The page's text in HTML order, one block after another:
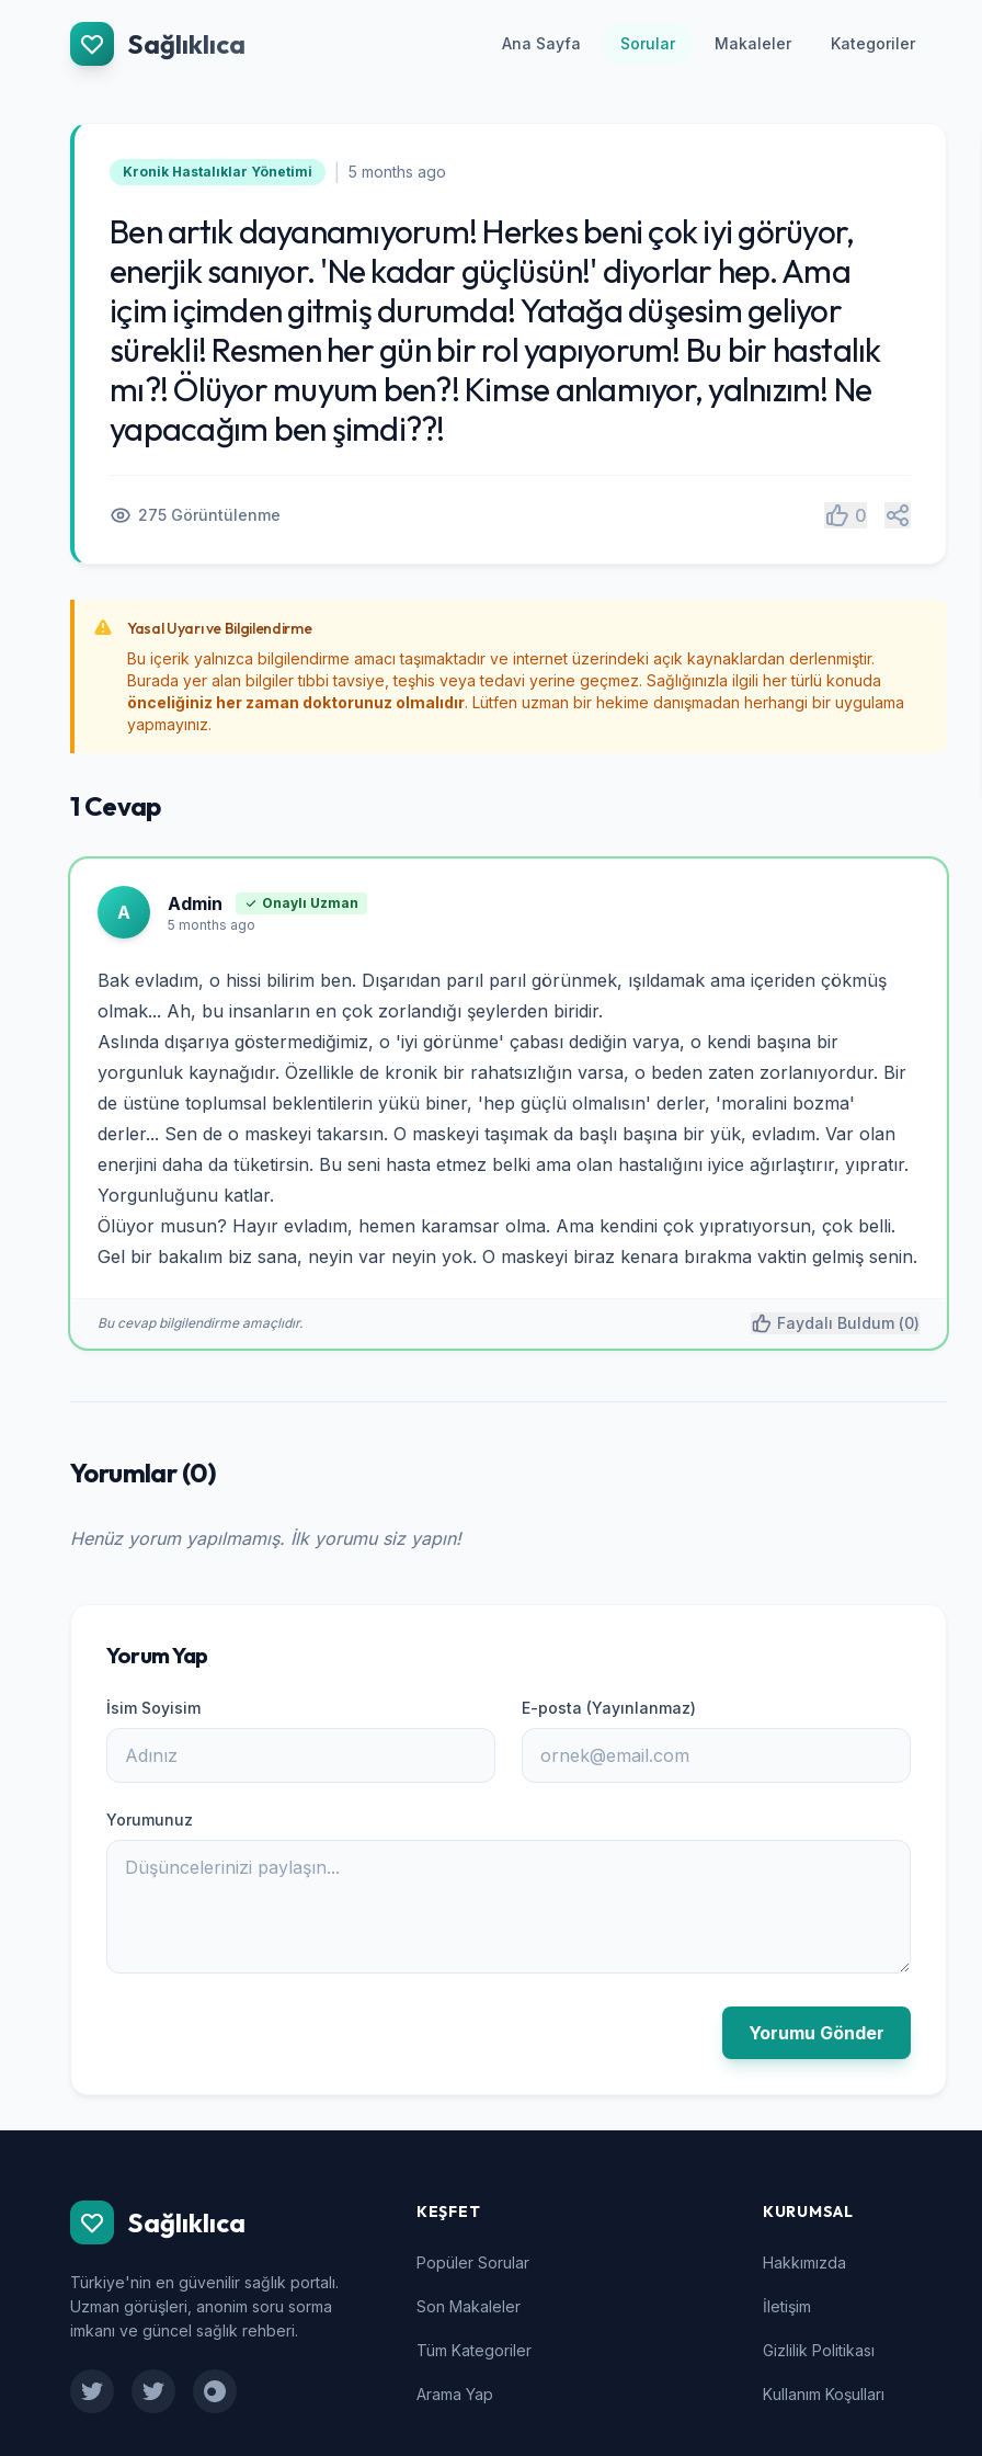
İçeriğe Git
Sağlıklıca Ana Sayfa Sorular Makaleler Kategoriler
Kronik Hastalıklar Yönetimi 5 months ago
Ben artık dayanamıyorum! Herkes beni çok iyi görüyor,
enerjik sanıyor. 'Ne kadar güçlüsün!' diyorlar hep. Ama
içim içimden gitmiş durumda! Yatağa düşesim geliyor
sürekli! Resmen her gün bir rol yapıyorum! Bu bir hastalık
mı?! Ölüyor muyum ben?! Kimse anlamıyor, yalnızım! Ne
yapacağım ben şimdi??!
275 Görüntülenme 0 Paylaş
Yasal Uyarı ve Bilgilendirme
Bu içerik yalnızca bilgilendirme amacı taşımaktadır ve internet üzerindeki açık kaynaklardan derlenmiştir.
Burada yer alan bilgiler tıbbi tavsiye, teşhis veya tedavi yerine geçmez. Sağlığınızla ilgili her türlü konuda
önceliğiniz her zaman doktorunuz olmalıdır. Lütfen uzman bir hekime danışmadan herhangi bir uygulama
yapmayınız.
1 Cevap
A Admin
Onaylı Uzman
5 months ago
Bak evladım, o hissi bilirim ben. Dışarıdan parıl parıl görünmek, ışıldamak ama içeriden çökmüş
olmak... Ah, bu insanların en çok zorlandığı şeylerden biridir.
Aslında dışarıya göstermediğimiz, o 'iyi görünme' çabası dediğin varya, o kendi başına bir
yorgunluk kaynağıdır. Özellikle de kronik bir rahatsızlığın varsa, o beden zaten zorlanıyordur. Bir
de üstüne toplumsal beklentilerin yükü biner, 'hep güçlü olmalısın' derler, 'moralini bozma'
derler... Sen de o maskeyi takarsın. O maskeyi taşımak da başlı başına bir yük, evladım. Var olan
enerjini daha da tüketirsin. Bu seni hasta etmez belki ama olan hastalığını iyice ağırlaştırır, yıpratır.
Yorgunluğunu katlar.
Ölüyor musun? Hayır evladım, hemen karamsar olma. Ama kendini çok yıpratıyorsun, çok belli.
Gel bir bakalım biz sana, neyin var neyin yok. O maskeyi biraz kenara bırakma vaktin gelmiş senin.
Bu cevap bilgilendirme amaçlıdır. Faydalı Buldum (0)
Yorumlar (0)
Henüz yorum yapılmamış. İlk yorumu siz yapın!
Yorum Yap
İsim Soyisim E-posta (Yayınlanmaz)
Yorumunuz
Yorumu Gönder
Sağlıklıca
Türkiye'nin en güvenilir sağlık portalı.
Uzman görüşleri, anonim soru sorma
imkanı ve güncel sağlık rehberi.
FacebookTwitter Instagram
KEŞFET
Popüler Sorular
Son Makaleler
Tüm Kategoriler
Arama Yap
KURUMSAL
Hakkımızda
İletişim
Gizlilik Politikası
Kullanım Koşulları